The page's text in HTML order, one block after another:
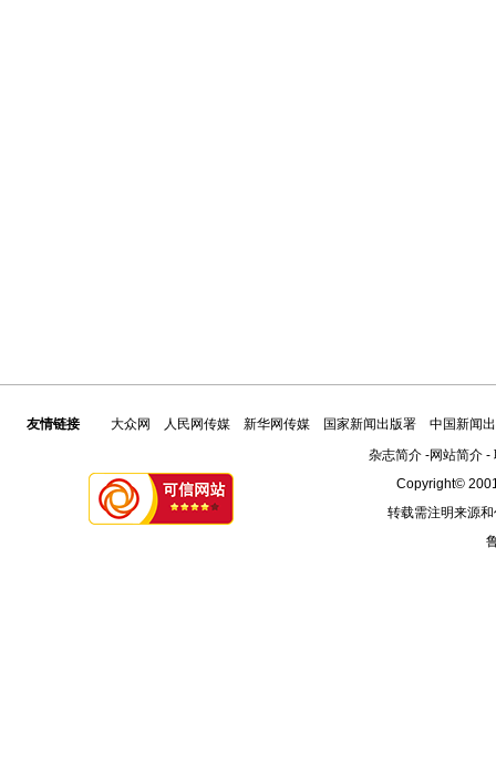
友情链接 大众网 人民网传媒 新华网传媒 国家新闻出版署
中国新闻
杂志简介-网站简介-
Copyright©
转载需注明来源